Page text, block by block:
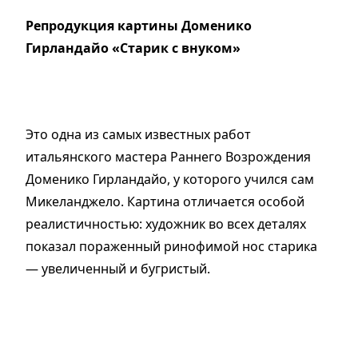
Репродукция картины Доменико
Гирландайо «Старик с внуком»
Это одна из самых известных работ
итальянского мастера Раннего Возрождения
Доменико Гирландайо, у которого учился сам
Микеланджело. Картина отличается особой
реалистичностью: художник во всех деталях
показал пораженный ринофимой нос старика
— увеличенный и бугристый.